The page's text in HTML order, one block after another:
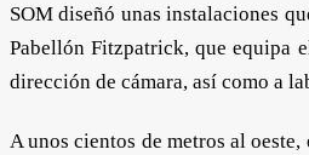
SOM diseñó unas instalaciones
Pabellón Fitzpatrick, que equipa
dirección de cámara, así como a
A unos cientos de metros al